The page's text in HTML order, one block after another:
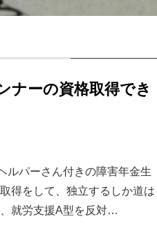
ナーの資格取得でき
ルパーさん付きの障害年金生
得をして、独立するしか道は
就労支援A型を反対…